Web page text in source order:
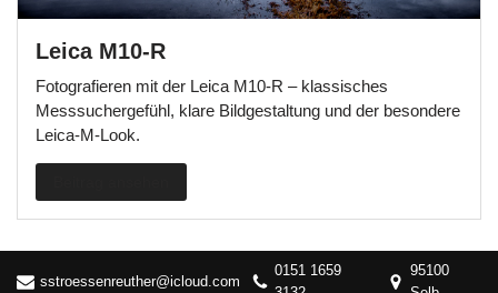
Leica M10-R
Fotografieren mit der Leica M10-R – klassisches
Messsuchergefühl, klare Bildgestaltung und der besondere
Leica-M-Look.
sstroessenreuther@icloud.com
0151 1659
95100